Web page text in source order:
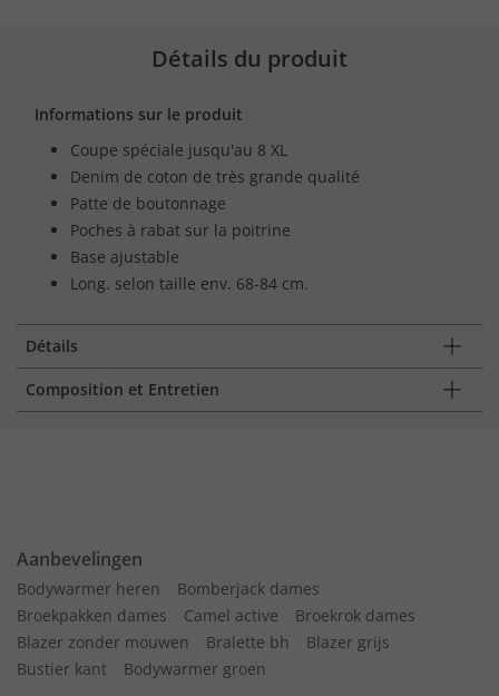
Détails du produit
Informations sur le produit
Coupe spéciale jusqu'au 8 XL
Denim de coton de très grande qualité
Patte de boutonnage
Poches à rabat sur la poitrine
Base ajustable
Long. selon taille env. 68-84 cm.
Détails
Composition et Entretien
Aanbevelingen
Bodywarmer heren
Bomberjack dames
Broekpakken dames
Camel active
Broekrok dames
Blazer zonder mouwen
Bralette bh
Blazer grijs
Bustier kant
Bodywarmer groen